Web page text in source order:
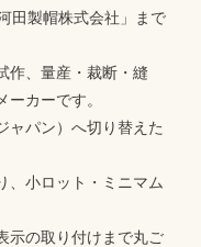
田製帽株式会社」まで
作、量産・裁断・縫
カーです。
ャパン）へ切り替えた
、小ロット・ミニマム
示の取り付けまで丸ご